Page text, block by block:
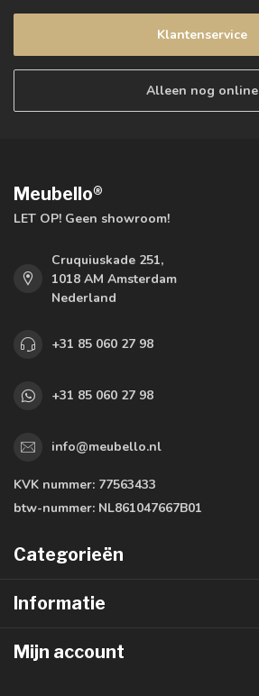
Klantenservice
Alleen nog online
Meubello®
LET OP! Geen showroom!
Cruquiuskade 251,
1018 AM Amsterdam
Nederland
+31 85 060 27 98
+31 85 060 27 98
info@meubello.nl
KVK nummer: 77563433
btw-nummer: NL861047667B01
Categorieën
Informatie
Mijn account